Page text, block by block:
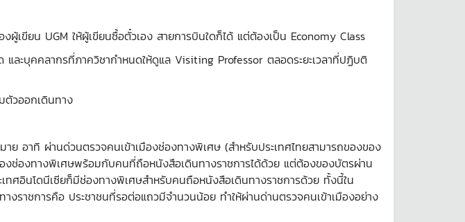
เขียน UGM ให้ผู้เขียนซื้อตั๋วเอง สายการบินใดก็ได้ แต่ต้องเป็น Economy Class
ะบุคคลากรที่ภาควิชากำหนดให้ดูแล Visiting Professor ตลอดระยะเวลาที่ปฏิบติ
ตัวออกเดินทาง
อาทิ ผ่านด่วนตรวจคนเข้าเมืองช่องทางพิเศษ (สำหรับประเทศไทยสามารถของของ
ช่องทางพิเศษพร้อมกับคนที่ถือหนังสือเดินทางราชการได้ด้วย แต่ต้องของบัตรผ่าน
ทศอินโดนีเซียก็มีช่องทางพิเศษสำหรับคนถือหนังสือเดินทางราชการด้วย ทั้งนี้ใน
งราชการคือ ประชาชนที่รอต่อแถวมีจำนวนน้อย ทำให้ผ่านด่านตรวจคนเข้าเมืองอย่าง